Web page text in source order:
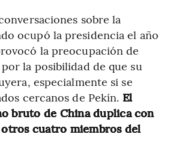
sobre la
ocupó la presidencia el año
la preocupación de
la posibilidad de que su
especialmente si se
cercanos de Pekín. El
bruto de China duplica con
cuatro miembros del